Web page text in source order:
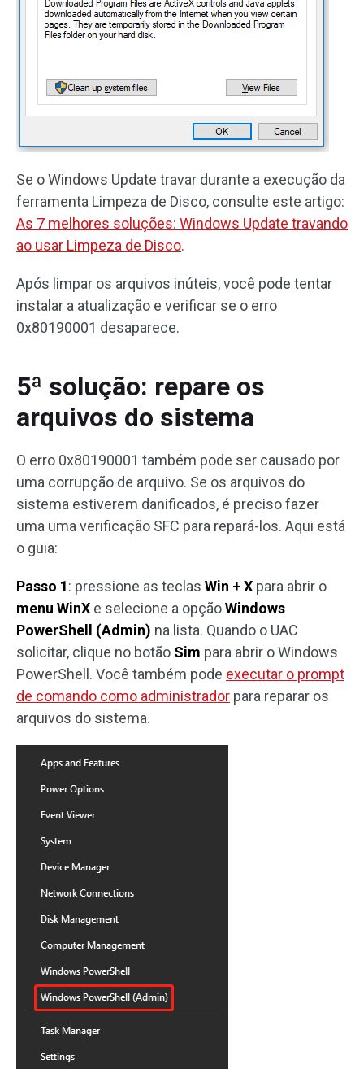
Se o Windows Update travar durante a execução da
ferramenta Limpeza de Disco, consulte este artigo:
As 7 melhores soluções: Windows Update travando
ao usar Limpeza de Disco.
Após limpar os arquivos inúteis, você pode tentar
instalar a atualização e verificar se o erro
0x80190001 desaparece.
5ª solução: repare os
arquivos do sistema
O erro 0x80190001 também pode ser causado por
uma corrupção de arquivo. Se os arquivos do
sistema estiverem danificados, é preciso fazer
uma uma verificação SFC para repará-los. Aqui está
o guia:
Passo 1: pressione as teclas Win + X para abrir o
menu WinX e selecione a opçãoWindows
PowerShell (Admin) na lista. Quando o UAC
solicitar, clique no botão Sim para abrir o Windows
PowerShell. Você também pode executar o prompt
de comando como administrador para reparar os
arquivos do sistema.